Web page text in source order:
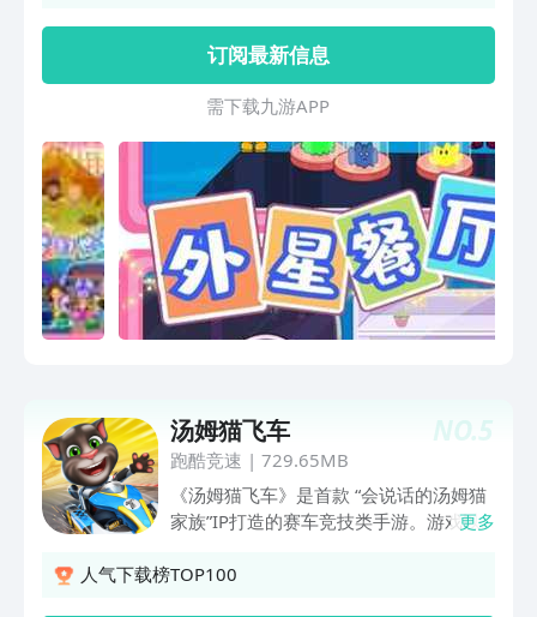
的力量，非常炫酷。
订阅最新信息
需 下 载 九 游 A P P
NO.5
汤姆猫飞车
跑酷竞速 | 729.65MB
《汤姆猫飞车》是首款 “会说话的汤姆猫
家族”IP打造的赛车竞技类手游。游戏以
和汤姆猫家族一起竞速冒险，体验不同风
更多
人气下载榜TOP100